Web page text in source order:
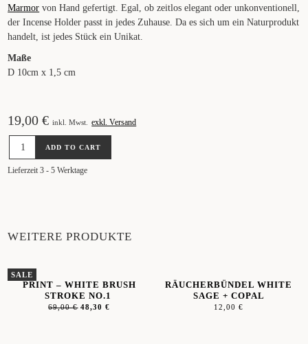
19,00€ inkl. Mwst. exkl. Versand
Lieferzeit 3 - 5 Werktage
HOLDER
-
BEIGE
ADD TO CART
Marmor von Hand gefertigt. Egal, ob zeitlos elegant oder unkonventionell,
der Incense Holder passt in jedes Zuhause. Da es sich um ein Naturprodukt
handelt, ist jedes Stück ein Unikat.
Maße
D 10cm x 1,5 cm
WEITERE PRODUKTE
SALE
PRINT – WHITE BRUSH
STROKE NO.1
69,00€ 48,30€
RÄUCHERBÜNDEL WHITE
SAGE + COPAL
12,00 €